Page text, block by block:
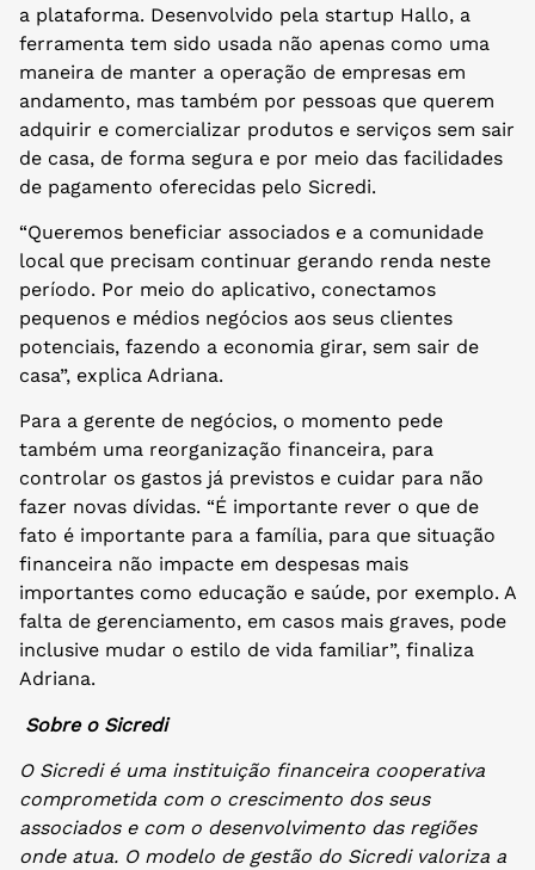
a plataforma. Desenvolvido pela startup Hallo, a
ferramenta tem sido usada não apenas como uma
maneira de manter a operação de empresas em
andamento, mas também por pessoas que querem
adquirir e comercializar produtos e serviços sem sair
de casa, de forma segura e por meio das facilidades
de pagamento oferecidas pelo Sicredi.
“Queremos beneficiar associados e a comunidade
local que precisam continuar gerando renda neste
período. Por meio do aplicativo, conectamos
pequenos e médios negócios aos seus clientes
potenciais, fazendo a economia girar, sem sair de
casa”, explica Adriana.
Para a gerente de negócios, o momento pede
também uma reorganização financeira, para
controlar os gastos já previstos e cuidar para não
fazer novas dívidas. “É importante rever o que de
fato é importante para a família, para que situação
financeira não impacte em despesas mais
importantes como educação e saúde, por exemplo. A
falta de gerenciamento, em casos mais graves, pode
inclusive mudar o estilo de vida familiar”, finaliza
Adriana.
Sobre o Sicredi
O Sicredi é uma instituição financeira cooperativa
comprometida com o crescimento dos seus
associados e com o desenvolvimento das regiões
onde atua. O modelo de gestão do Sicredi valoriza a